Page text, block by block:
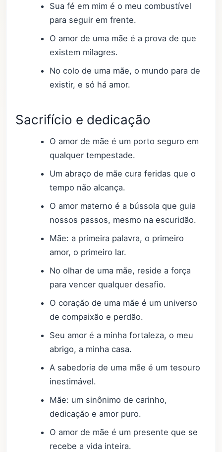
Sua fé em mim é o meu combustível
para seguir em frente.
O amor de uma mãe é a prova de que
existem milagres.
No colo de uma mãe, o mundo para de
existir, e só há amor.
Sacrifício e dedicação
O amor de mãe é um porto seguro em
qualquer tempestade.
Um abraço de mãe cura feridas que o
tempo não alcança.
O amor materno é a bússola que guia
nossos passos, mesmo na escuridão.
Mãe: a primeira palavra, o primeiro
amor, o primeiro lar.
No olhar de uma mãe, reside a força
para vencer qualquer desafio.
O coração de uma mãe é um universo
de compaixão e perdão.
Seu amor é a minha fortaleza, o meu
abrigo, a minha casa.
A sabedoria de uma mãe é um tesouro
inestimável.
Mãe: um sinônimo de carinho,
dedicação e amor puro.
O amor de mãe é um presente que se
recebe a vida inteira.